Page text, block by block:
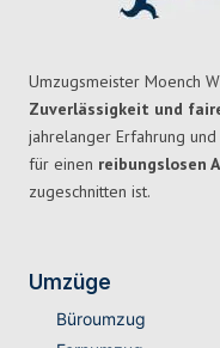
Umzugsmeister Moench
Zuverlässigkeit und
jahrelanger Erfahrung
für einen reibungslosen
zugeschnitten ist.
Umzüge
Büroumzug